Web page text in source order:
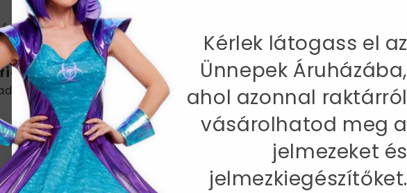
SZÁLLÍTÁS
Halloweenre
+ nyakkendő.
Kérlek látogass el az
Ünnepek Áruházába,
ahol azonnal raktárról
vásárolhatod meg a
jelmezeket és
jelmezkiegészítőket.